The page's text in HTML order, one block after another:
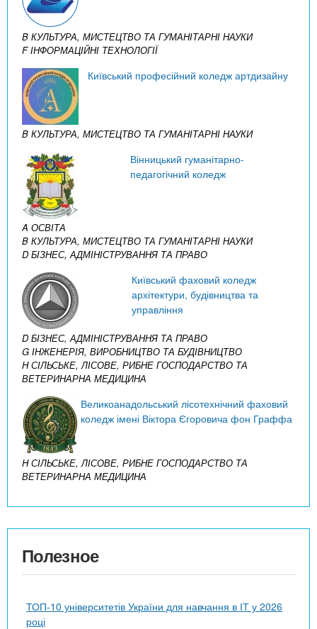
B КУЛЬТУРА, МИСТЕЦТВО ТА ГУМАНІТАРНІ НАУКИ
F ІНФОРМАЦІЙНІ ТЕХНОЛОГІЇ
Київський професійний коледж артдизайну
B КУЛЬТУРА, МИСТЕЦТВО ТА ГУМАНІТАРНІ НАУКИ
Вінницький гуманітарно-
педагогічний коледж
A ОСВІТА
B КУЛЬТУРА, МИСТЕЦТВО ТА ГУМАНІТАРНІ НАУКИ
D БІЗНЕС, АДМІНІСТРУВАННЯ ТА ПРАВО
Київський фаховий коледж
архітектури, будівництва та
управління
D БІЗНЕС, АДМІНІСТРУВАННЯ ТА ПРАВО
G ІНЖЕНЕРІЯ, ВИРОБНИЦТВО ТА БУДІВНИЦТВО
H СІЛЬСЬКЕ, ЛІСОВЕ, РИБНЕ ГОСПОДАРСТВО ТА
ВЕТЕРИНАРНА МЕДИЦИНА
Великоанадольський лісотехнічний фаховий
коледж імені Віктора Єгоровича фон Граффа
H СІЛЬСЬКЕ, ЛІСОВЕ, РИБНЕ ГОСПОДАРСТВО ТА
ВЕТЕРИНАРНА МЕДИЦИНА
Полезное
ТОП-10 університетів України для навчання в ІТ у 2026
році